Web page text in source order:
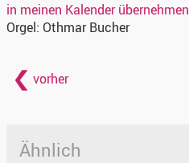
in meinen Kalender übernehmen
Orgel: Othmar Bucher
vorher
Ähnlich